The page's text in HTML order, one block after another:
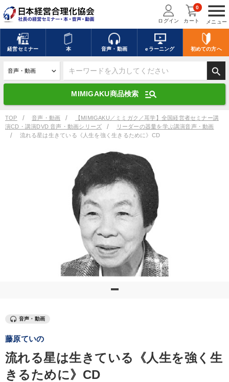
menu
メニュー
ログイン カート
0
経営セミナー 本 音声・動画 eラーニング 初めての方へ
search
MIMIGAKU商品検索 manage_search
キーワードを入力して探す
デジタル版対応のみ検索結果に表示する
search 上記の条件で検索
全国経営者セミナー講演収録物（全1315タイトル）からお探しいただけ
優秀各社の智恵と戦略 事業家のロマンと経営
若手異才経営者の発想 専門家のアドバイス
リーダーの器量を学ぶ
147回春季大会
企業戦略に学ぶ 「儲けの本質」を突く
TOP 音声・動画
【MIMIGAKU／ミミガク／耳学】全国経営者セミナー講
演CD・講演DVD 音声・動画シリーズ
リーダーの器量を学ぶ講演音声・動画
流れる星は生きている《人生を強く生きるために》CD
音声・動画
藤原ていの
流れる星は生きている《人生を強く生
きるために》CD